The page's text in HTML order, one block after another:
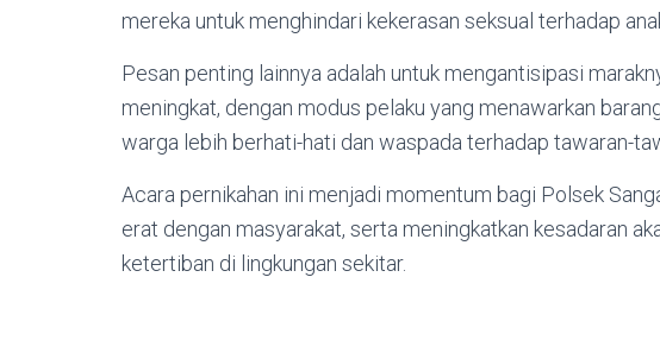
mereka untuk menghindari kekerasan seksual terhadap
Pesan penting lainnya adalah untuk mengantisipasi
meningkat, dengan modus pelaku yang menawarkan
warga lebih berhati-hati dan waspada terhadap tawaran-
Acara pernikahan ini menjadi momentum bagi Polsek
erat dengan masyarakat, serta meningkatkan kesadaran
ketertiban di lingkungan sekitar.